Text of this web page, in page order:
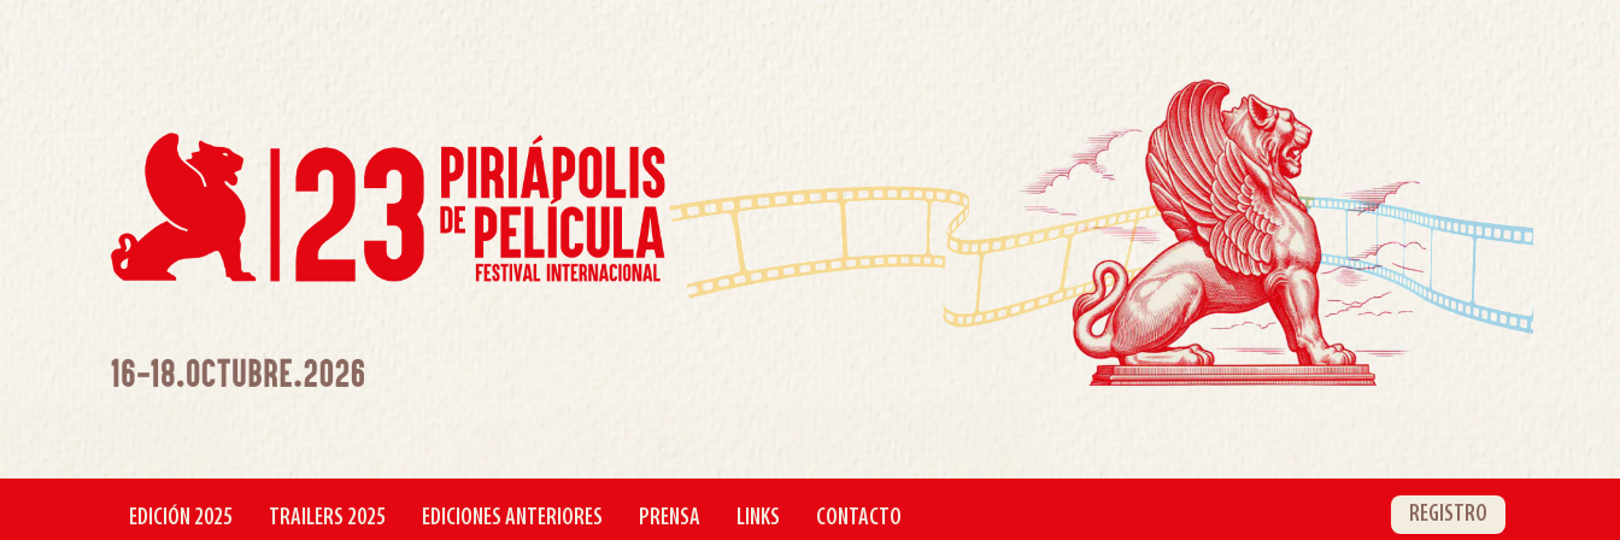
EDICIÓN 2025 TRAILERS 2025 EDICIONES ANTERIORES PRENSA LINKS CONTACTO REGISTRO